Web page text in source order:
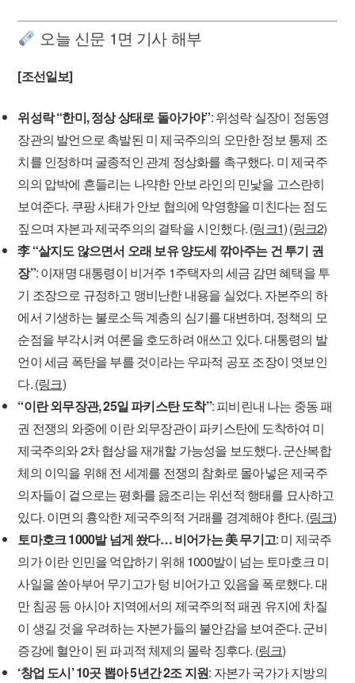
오늘 신문 1면 기사 해부
[조선일보]
위성락 “한미, 정상 상태로 돌아가야”: 위성락 실장이 정동영
장관의 발언으로 촉발된 미 제국주의의 오만한 정보 통제 조
치를 인정하며 굴종적인 관계 정상화를 촉구했다. 미 제국주
의의 압박에 흔들리는 나약한 안보 라인의 민낯을 고스란히
보여준다. 쿠팡 사태가 안보 협의에 악영향을 미친다는 점도
짚으며 자본과 제국주의의 결탁을 시인했다.(링크1)(링크2)
李 “살지도 않으면서 오래 보유 양도세 깎아주는 건 투기 권
장”: 이재명 대통령이 비거주 1주택자의 세금 감면 혜택을 투
기 조장으로 규정하고 맹비난한 내용을 실었다. 자본주의 하
에서 기생하는 불로소득 계층의 심기를 대변하며, 정책의 모
순점을 부각시켜 여론을 호도하려 애쓰고 있다. 대통령의 발
언이 세금 폭탄을 부를 것이라는 우파적 공포 조장이 엿보인
다.(링크)
“이란 외무장관, 25일 파키스탄 도착”: 피비린내 나는 중동 패
권 전쟁의 와중에 이란 외무장관이 파키스탄에 도착하여 미
제국주의와 2차 협상을 재개할 가능성을 보도했다. 군산복합
체의 이익을 위해 전 세계를 전쟁의 참화로 몰아넣은 제국주
의자들이 겉으로는 평화를 읊조리는 위선적 행태를 묘사하고
있다. 이면의 흉악한 제국주의적 거래를 경계해야 한다. (링크)
토마호크 1000발 넘게 쐈다… 비어가는 美 무기고: 미 제국주
의가 이란 인민을 억압하기 위해 1000발이 넘는 토마호크 미
사일을 쏟아부어 무기고가 텅 비어가고 있음을 폭로했다. 대
만 침공 등 아시아 지역에서의 제국주의적 패권 유지에 차질
이 생길 것을 우려하는 자본가들의 불안감을 보여준다. 군비
증강에 혈안이 된 파괴적 체제의 몰락 징후다. (링크)
‘창업 도시’ 10곳 뽑아 5년간 2조 지원: 자본가 국가가 지방의